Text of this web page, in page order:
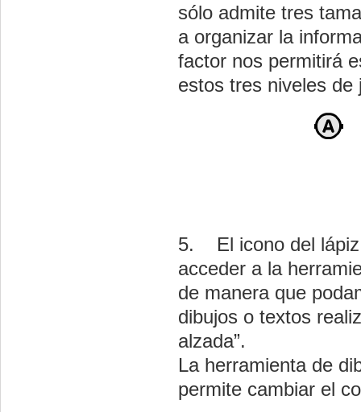
sólo admite tres
a organizar la
factor nos permitirá
estos tres niveles de
5. El icono del lápiz
acceder a la
de manera que
dibujos o textos
alzada”.
La herramienta de
permite cambiar el